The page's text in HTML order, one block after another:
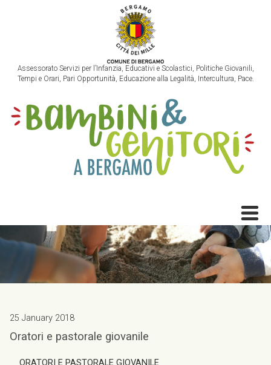
Assessorato Servizi per l’Infanzia, Educativi e Scolastici, Politiche Giovanili,
Tempi e Orari, Pari Opportunità, Educazione alla Legalità, Intercultura, Pace.
25 January 2018
Oratori e pastorale giovanile